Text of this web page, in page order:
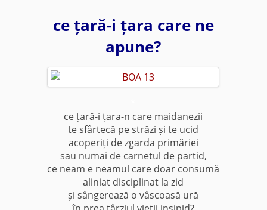
ce țară-i țara care ne
apune?
ce țară-i țara-n care maidanezii
te sfârtecă pe străzi și te ucid
acoperiți de zgarda primăriei
sau numai de carnetul de partid,
ce neam e neamul care doar consumă
aliniat disciplinat la zid
și sângerează o vâscoasă ură